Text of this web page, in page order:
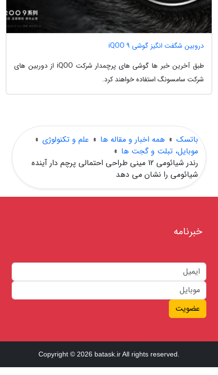
دروبین شگفت انگیز گوشی iQOO 9
طبق آخرین خبر ها گوشی های پرچمدار شرکت iQOO از دوربین های
شرکت سامسونگ استفاده خواهند کرد.
باتسک » همه اخبار و مقاله ها » علم و تکنولوژی »
موبایل، تبلت و گجت ها »
رندر شیائومی 12 مینی طراحی احتمالی پرچم دار آینده
شیائومی را نشان می دهد
خبرنامه
عضویت
Copyright © 2026 batask.ir All rights reserved.